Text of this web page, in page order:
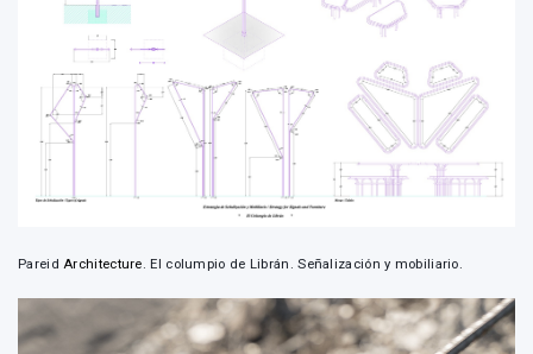
PareidArchitecture. El columpio de Librán. Señalización y mobiliario.